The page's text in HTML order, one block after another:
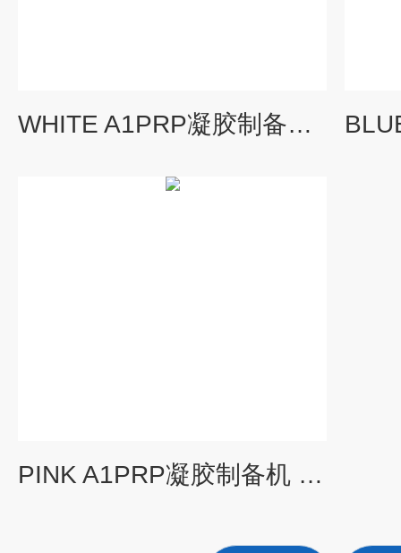
WHITE A1PRP凝胶制备机 凝胶填充机 制冷型凝胶机
PINK A1PRP凝胶制备机 凝胶孵育器 PPP凝胶加热机